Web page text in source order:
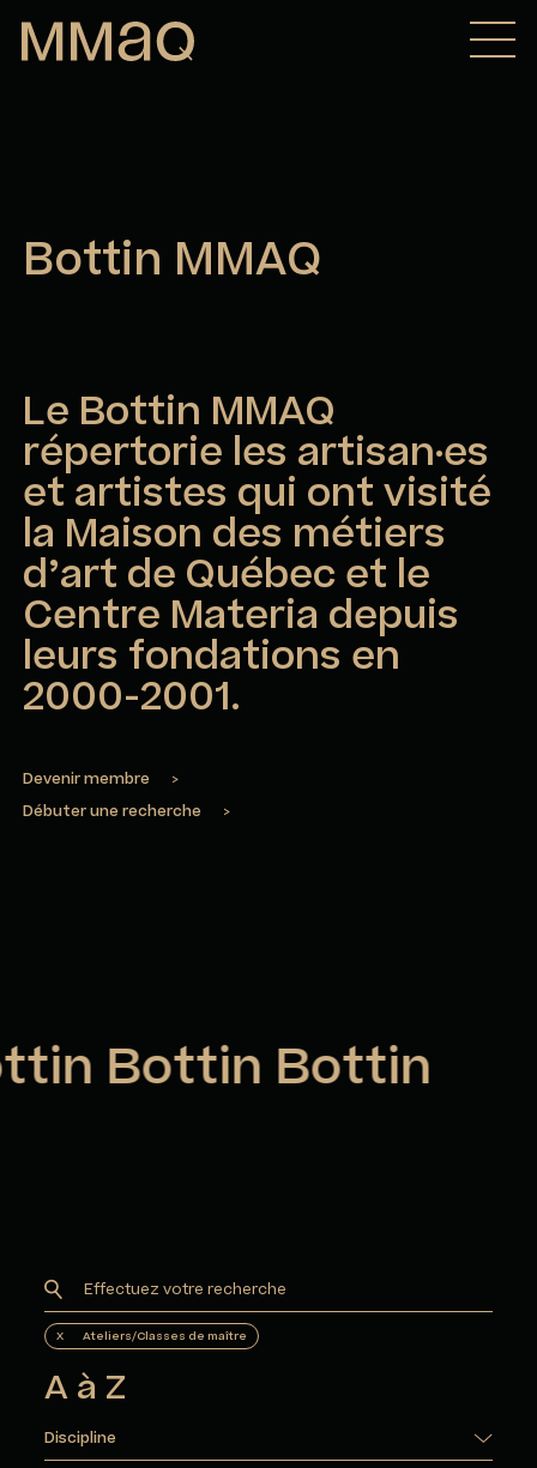
Aller au contenu
Maison des métiers d&#039;art de Québec
Bottin MMAQ
Le Bottin MMAQ
répertorie les artisan·es
et artistes qui ont visité
la Maison des métiers
d’art de Québec et le
Centre Materia depuis
leurs fondations en
2000-2001.
Devenir membre
>
Débuter une recherche
>
Bottin Bottin
X Ateliers/Classes de maître
A à Z
Discipline